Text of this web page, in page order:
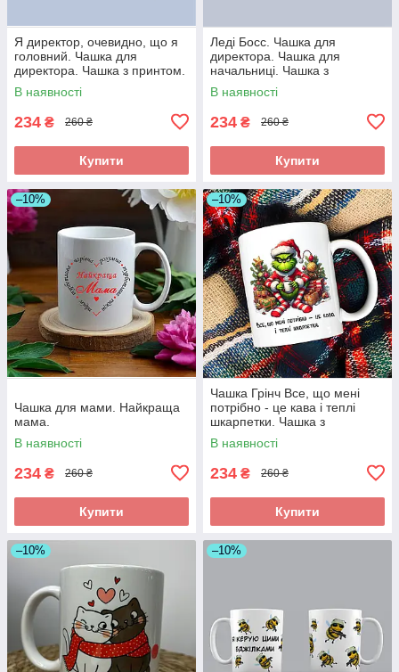
Я директор, очевидно, що я
головний. Чашка для
директора. Чашка з принтом.
В наявності
234 ₴ 260 ₴
Купити
Леді Босс. Чашка для
директора. Чашка для
начальниці. Чашка з
принтом.
В наявності
234 ₴ 260 ₴
Купити
–10%
Чашка для мами. Найкраща
мама.
В наявності
234 ₴ 260 ₴
Купити
–10%
Чашка Грінч Все, що мені
потрібно - це кава і теплі
шкарпетки. Чашка з
новорічним принтом.
В наявності
234 ₴ 260 ₴
Купити
–10% –10%